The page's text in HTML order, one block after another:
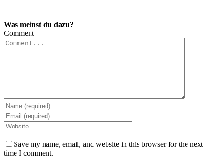
Was meinst du dazu?
Comment
Save my name, email, and website in this browser for the next
time I comment.